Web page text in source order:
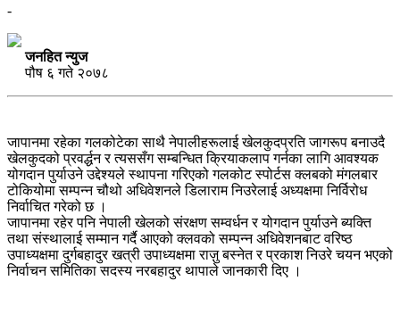
-
जनहित न्युज
पौष ६ गते २०७८
जापानमा रहेका गलकोटेका साथै नेपालीहरूलाई खेलकुदप्रति जागरूप बनाउदै
खेलकुदको प्रवर्द्धन र त्यससँग सम्बन्धित क्रियाकलाप गर्नका लागि आवश्यक
योगदान पुर्याउने उद्देश्यले स्थापना गरिएको गलकोट स्पोर्टस क्लबको मंगलबार
टोकियोमा सम्पन्न चौथो अधिवेशनले डिलाराम निउरेलाई अध्यक्षमा निर्विरोध
निर्वाचित गरेको छ ।
जापानमा रहेर पनि नेपाली खेलको संरक्षण सम्वर्धन र योगदान पुर्याउने ब्यक्ति
तथा संस्थालाई सम्मान गर्दै आएको क्लवको सम्पन्न अधिवेशनबाट वरिष्ठ
उपाध्यक्षमा दुर्गबहादुर खत्री उपाध्यक्षमा राज़ु बस्नेत र प्रकाश निउरे चयन भएको
निर्वाचन समितिका सदस्य नरबहादुर थापाले जानकारी दिए ।